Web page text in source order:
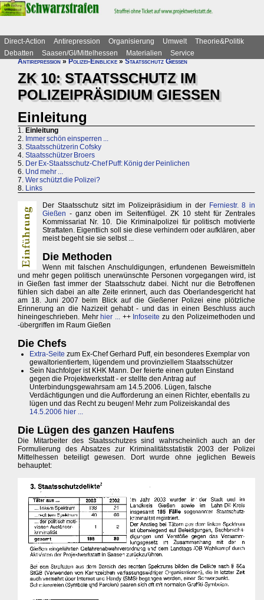
Direct-Action Antirepression Organisierung Umwelt
Theorie&Politik
Debatten
Saasen/GI/Mittelhessen Materialien
Service
Antirepression»Polizei-Einblicke»Staatsschutz Gießen
ZK 10: STAATSSCHUTZ IM
POLIZEIPRÄSIDIUM GIESSEN
Einleitung
1. Einleitung
2. Immer schön einsperren ...
3. Staatsschützerin Cofsky
4. Staatsschützer Broers
5. Der Ex-Staatsschutz-Chef Puff: König der Peinlichen
6. Und mehr ...
7. Wer schützt die Polizei?
8. Links
Der Staatsschutz sitzt im Polizeipräsidium in der Ferniestr. 8 in
Gießen - ganz oben im Seitenflügel. ZK 10 steht für Zentrales
Kommissariat Nr. 10. Die Kriminalpolizei für politisch motivierte
Straftaten. Eigentlich soll sie diese verhindern oder aufklären, aber
meist begeht sie sie selbst ...
Die Methoden
Wenn mit falschen Anschuldigungen, erfundenen Beweismitteln
und mehr gegen politisch unerwünschte Personen vorgegangen wird, ist
in Gießen fast immer der Staatsschutz dabei. Nicht nur die Betroffenen
fühlen sich dabei an alte Zeite erinnert, auch das Oberlandesgericht hat
am 18. Juni 2007 beim Blick auf die Gießener Polizei eine plötzliche
Erinnerung an die Nazizeit gehabt - und das in einen Beschluss auch
hineingeschrieben. Mehr hier ... ++ Infoseite zu den Polizeimethoden und
-übergriffen im Raum Gießen
Die Chefs
Extra-Seite zum Ex-Chef Gerhard Puff, ein besonderes Exemplar von
gewaltorientiertem, lügendem und provinziellem Staatsschützer
Sein Nachfolger ist KHK Mann. Der feierte einen guten Einstand
gegen die Projektwerkstatt - er stellte den Antrag auf
Unterbindungsgewahrsam am 14.5.2006. Lügen, falsche
Verdächtigungen und die Aufforderung an einen Richter, ebenfalls zu
lügen und das Recht zu beugen! Mehr zum Polizeiskandal des
14.5.2006 hier ...
Die Lügen des ganzen Haufens
Die Mitarbeiter des Staatsschutzes sind wahrscheinlich auch an der
Formulierung des Absatzes zur Kriminalitätsstatistik 2003 der Polizei
Mittelhessen beteiligt gewesen. Dort wurde ohne jeglichen Beweis
behauptet: